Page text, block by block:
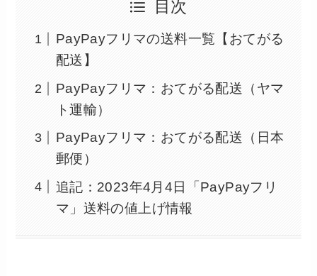
目次
PayPayフリマの送料一覧【おてがる
配送】
PayPayフリマ：おてがる配送（ヤマ
ト運輸）
PayPayフリマ：おてがる配送（日本
郵便）
追記：2023年4月4日「PayPayフリ
マ」送料の値上げ情報